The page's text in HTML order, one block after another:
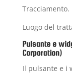
Tracciamento.
Luogo del
Pulsante e
Corporation)
Il pulsante e i